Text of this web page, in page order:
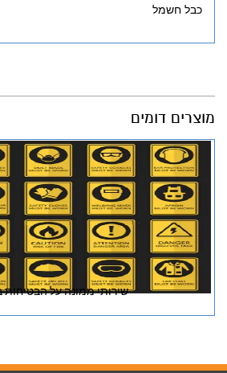
כבל חשמל
מוצרים דומים
שירותי ממונה על הבטיחות